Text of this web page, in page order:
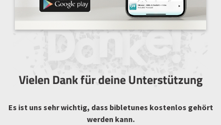
Vielen Dank für deine Unterstützung
Es ist uns sehr wichtig, dass bibletunes kostenlos gehört
werden kann.